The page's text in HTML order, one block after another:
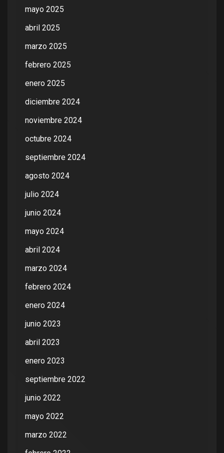
mayo 2025
abril 2025
marzo 2025
febrero 2025
enero 2025
diciembre 2024
noviembre 2024
octubre 2024
septiembre 2024
agosto 2024
julio 2024
junio 2024
mayo 2024
abril 2024
marzo 2024
febrero 2024
enero 2024
junio 2023
abril 2023
enero 2023
septiembre 2022
junio 2022
mayo 2022
marzo 2022